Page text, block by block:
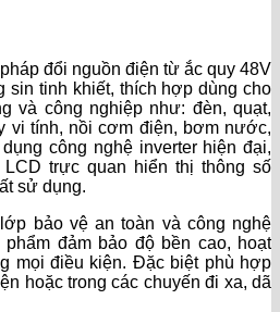
đổi nguồn điện từ ắc quy 48V
sin tinh khiết, thích hợp dùng cho
và công nghiệp như: đèn, quạt,
vi tính, nồi cơm điện, bơm nước,
công nghệ inverter hiện đại,
trực quan hiển thị thông số
sử dụng.
bảo vệ an toàn và công nghệ
phẩm đảm bảo độ bền cao, hoạt
mọi điều kiện. Đặc biệt phù hợp
hoặc trong các chuyến đi xa, dã